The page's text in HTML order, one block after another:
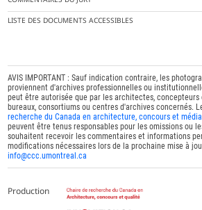
LISTE DES DOCUMENTS ACCESSIBLES
AVIS IMPORTANT : Sauf indication contraire, les
proviennent d'archives professionnelles ou
peut être autorisée que par les architectes, concepteurs
bureaux, consortiums ou centres d'archives concernés.
recherche du Canada en architecture, concours et
peuvent être tenus responsables pour les omissions ou
souhaitent recevoir les commentaires et informations
modifications nécessaires lors de la prochaine mise à
info@ccc.umontreal.ca
Production